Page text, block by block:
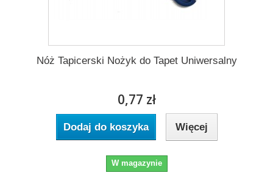
Nóż Tapicerski Nożyk do Tapet Uniwersalny
0,77 zł
Dodaj do koszyka Więcej
W magazynie